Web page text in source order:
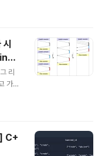
의
떠
때 로
에서
이는
리
가정
값
. 하
기 때
있
C+